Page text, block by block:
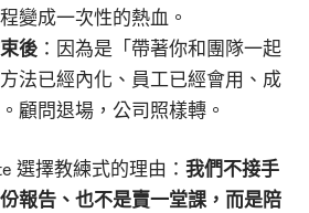
變成一次性的熱血。
後 ：因為是「帶著你和團隊一起
法已經內化、員工已經會用、成
顧問退場，公司照樣轉。
選擇教練式的理由： 我們不接手
報告、也不是賣一堂課，而是陪